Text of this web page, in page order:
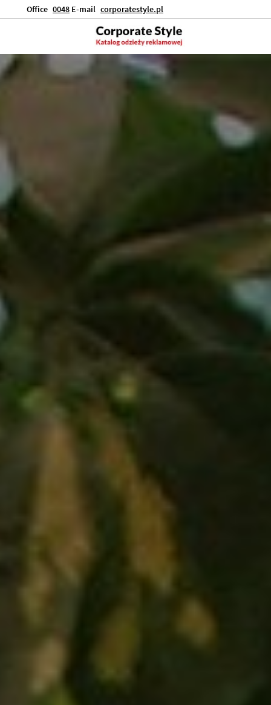
Office 0048 E-mail corporatestyle.pl